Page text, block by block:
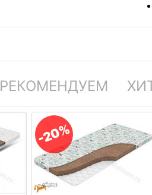
РЕКОМЕНДУЕМ
-20%